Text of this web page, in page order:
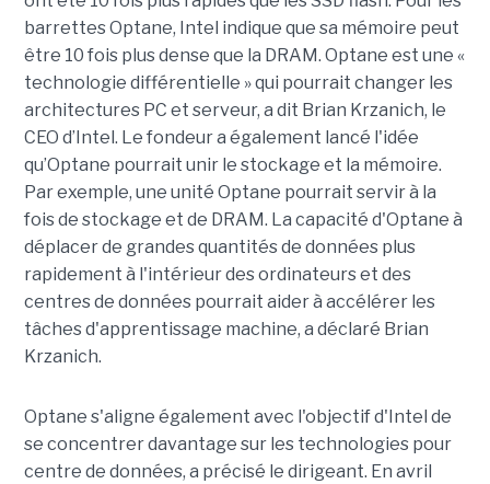
barrettes Optane, Intel indique que sa mémoire peut
être 10 fois plus dense que la DRAM. Optane est une «
technologie différentielle » qui pourrait changer les
architectures PC et serveur, a dit Brian Krzanich, le
CEO d’Intel. Le fondeur a également lancé l'idée
qu’Optane pourrait unir le stockage et la mémoire.
Par exemple, une unité Optane pourrait servir à la
fois de stockage et de DRAM. La capacité d'Optane à
déplacer de grandes quantités de données plus
rapidement à l'intérieur des ordinateurs et des
centres de données pourrait aider à accélérer les
tâches d'apprentissage machine, a déclaré Brian
Krzanich.
Optane s'aligne également avec l'objectif d'Intel de
se concentrer davantage sur les technologies pour
centre de données, a précisé le dirigeant. En avril